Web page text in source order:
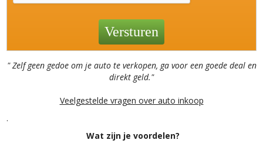
" Zelf geen gedoe om je auto te verkopen, ga voor een goede deal en
direkt geld."
Veelgestelde vragen over auto inkoop
.
Wat zijn je voordelen?